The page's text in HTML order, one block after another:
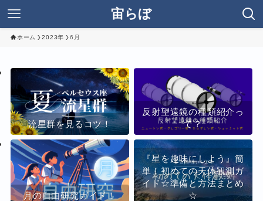
宙らぼ
ホーム 2023年 6月
流星群を見るコツ！
反射望遠鏡の種類紹介っ
て？
月の自由研究ガイド！
『星を趣味にしよう』簡
単！初めての天体観測ガ
イド☆準備と方法まとめ
☆